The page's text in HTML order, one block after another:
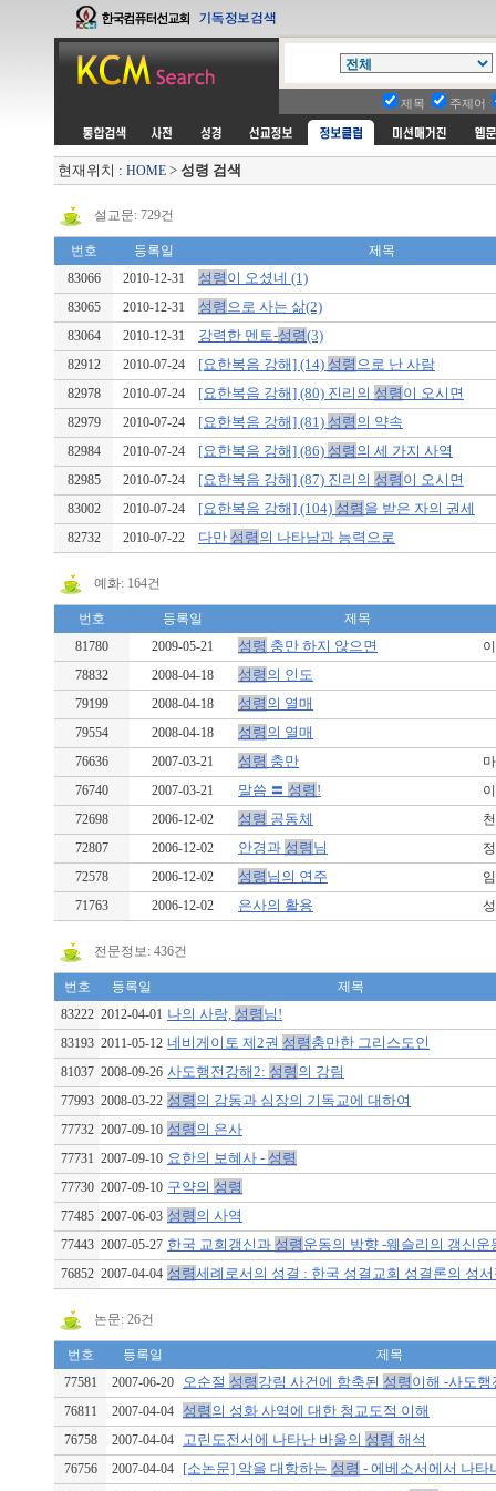
제목 주제어
현재위치 : HOME > 성령 검색
설교문: 729건
번호 등록일
제목
83066
2010-12-31 성령 이 오셨네 (1)
83065 2010-12-31 성령 으로 사는 삶(2)
83064 2010-12-31 강력한 멘토-성령(3)
82912 2010-07-24 [요한복음 강해] (14) 성령 으로 난 사람
82978 2010-07-24 [요한복음 강해] (80) 진리의 성령 이 오시면
82979 2010-07-24 [요한복음 강해] (81) 성령 의 약속
82984 2010-07-24 [요한복음 강해] (86) 성령 의 세 가지 사역
82985 2010-07-24 [요한복음 강해] (87) 진리의 성령 이 오시면
83002 2010-07-24 [요한복음 강해] (104) 성령 을 받은 자의 권세
82732 2010-07-22 다만 성령 의 나타남과 능력으로
예화: 164건
번호 등록일
제목
81780
2009-05-21 성령 충만 하지 않으면
78832
2008-04-18 성령 의 인도
79199 2008-04-18 성령 의 열매
79554 2008-04-18 성령 의 열매
76636 2007-03-21 성령 충만
76740
2007-03-21 말씀 〓 성령 !
72698
2006-12-02 성령 공동체
72807
2006-12-02 안경과 성령 님
72578
2006-12-02 성령 님의 연주
71763
2006-12-02 은사의 활용
전문정보: 436건
번호 등록일
제목
83222 2012-04-01 나의 사랑, 성령 님!
83193 2011-05-12 네비게이토 제2권 성령 충만한 그리스도인
81037 2008-09-26 사도행전강해2: 성령 의 강림
77993 2008-03-22 성령 의 감동과 심장의 기독교에 대하여
77732 2007-09-10 성령 의 은사
77731 2007-09-10 요한의 보혜사 - 성령
77730 2007-09-10 구약의 성령
77485 2007-06-03 성령 의 사역
77443 2007-05-27 한국 교회갱신과 성령 운동의 방향 -웨슬리의 갱신운
76852 2007-04-04 성령세례로서의 성결 : 한국 성결교회 성결론의 성서
논문: 26건
번호 등록일
제목
77581
2007-06-20 오순절 성령 강림 사건에 함축된 성령 이해 -사도행
76811 2007-04-04 성령 의 성화 사역에 대한 청교도적 이해
76758 2007-04-04 고린도전서에 나타난 바울의 성령 해석
76756 2007-04-04 [소논문] 악을 대항하는 성령 - 에베소서에서 나타